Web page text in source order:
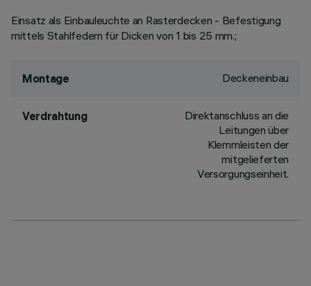
Einsatz als Einbauleuchte an Rasterdecken - Befestigung
mittels Stahlfedern für Dicken von 1 bis 25 mm.;
Montage Deckeneinbau
Verdrahtung
Direktanschluss an die
Leitungen über
Klemmleisten der
mitgelieferten
Versorgungseinheit.